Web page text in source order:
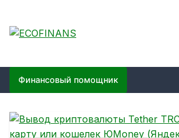
content
ECOFINANS
Финансовый помощник